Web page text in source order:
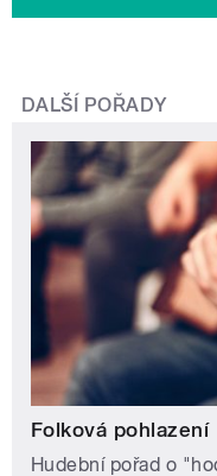
DALŠÍ POŘADY
Folková pohlazení
Hudební pořad o